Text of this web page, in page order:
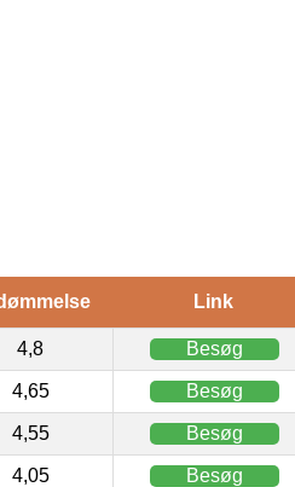
Link
4,8 Besøg
4,65 Besøg
4,55 Besøg
4,05 Besøg